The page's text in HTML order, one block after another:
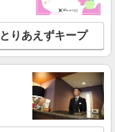
とりあえずキープ